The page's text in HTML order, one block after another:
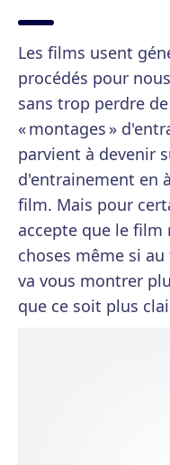
Les films usent
procédés pour
sans trop perdre
« montages »
parvient à devenir
d'entrainement en
film. Mais pour
accepte que le
choses même si
va vous montrer
que ce soit plus